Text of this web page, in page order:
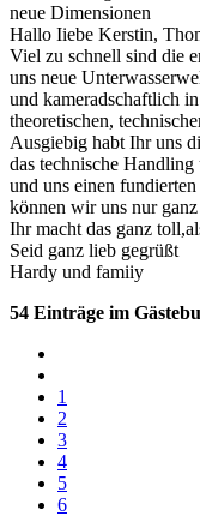
neue Dimensionen
Hallo Iiebe Kerstin,
Viel zu schnell sind die
uns neue
und kameradschaftlich
theoretischen,
Ausgiebig habt Ihr uns
das technische
und uns einen
können wir uns nur
Ihr macht das ganz
Seid ganz lieb gegrüßt
Hardy und famiiy
54 Einträge im
1
2
3
4
5
6